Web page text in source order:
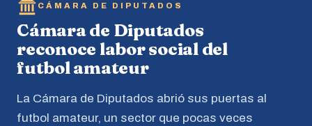
CÁMARA DE DIPUTADOS
Cámara de Diputados
reconoce labor social del
futbol amateur
La Cámara de Diputados abrió sus puertas al
futbol amateur, un sector que pocas veces